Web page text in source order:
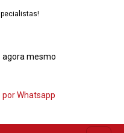
agora mesmo
por Whatsapp